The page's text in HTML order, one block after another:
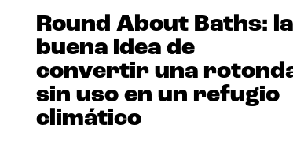
Round About Baths: la
buena idea de
convertir una
sin uso en un refugio
climático